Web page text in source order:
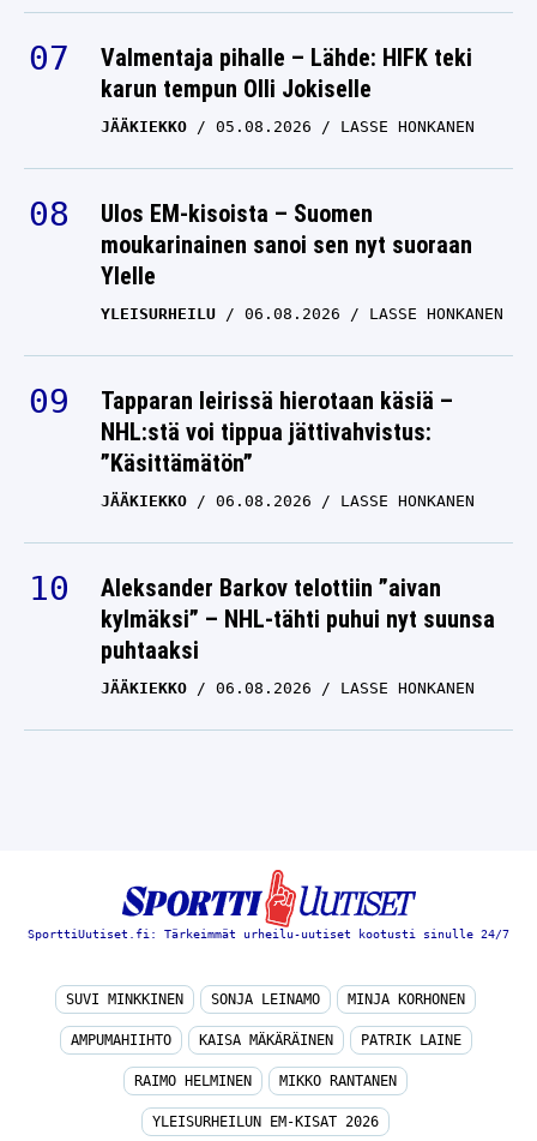
Valmentaja pihalle – Lähde: HIFK teki
karun tempun Olli Jokiselle
JÄÄKIEKKO 05.08.2026 LASSE HONKANEN
Ulos EM-kisoista – Suomen
moukarinainen sanoi sen nyt suoraan
Ylelle
YLEISURHEILU 06.08.2026 LASSE HONKANEN
Tapparan leirissä hierotaan käsiä –
NHL:stä voi tippua jättivahvistus:
”Käsittämätön”
JÄÄKIEKKO 06.08.2026 LASSE HONKANEN
Aleksander Barkov telottiin ”aivan
kylmäksi” – NHL-tähti puhui nyt suunsa
puhtaaksi
JÄÄKIEKKO 06.08.2026 LASSE HONKANEN
SporttiUutiset.fi: Tärkeimmät urheilu-uutiset kootusti sinulle 24/7
SUVI MINKKINEN SONJA LEINAMO MINJA KORHONEN
AMPUMAHIIHTO KAISA MÄKÄRÄINEN PATRIK LAINE
RAIMO HELMINEN MIKKO RANTANEN
YLEISURHEILUN EM-KISAT 2026